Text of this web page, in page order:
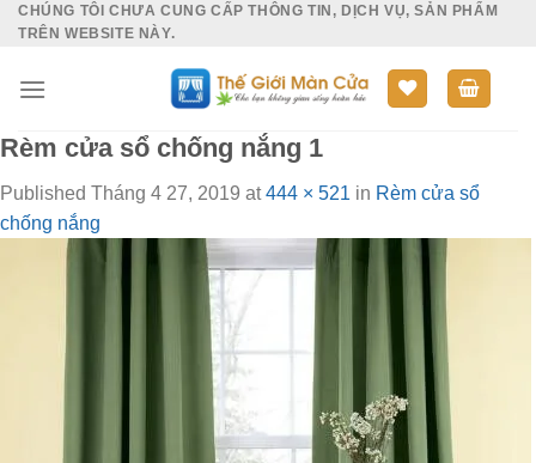
SkipCHÚNG TÔI CHƯA CUNG CẤP THÔNG TIN, DỊCH VỤ, SẢN PHẨM
TRÊN WEBSITE NÀY.
Rèm cửa sổ chống nắng 1
Published Tháng 4 27, 2019 at444 × 521 in Rèm cửa sổ
chống nắng